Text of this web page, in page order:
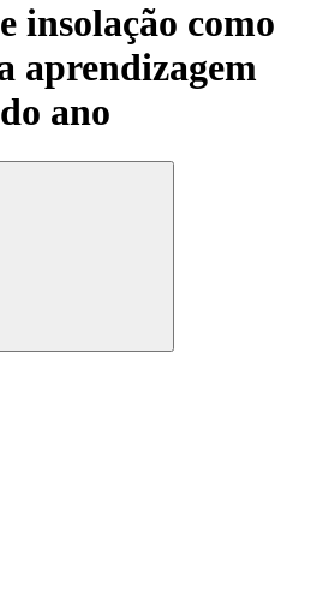
insolação como
aprendizagem
ano